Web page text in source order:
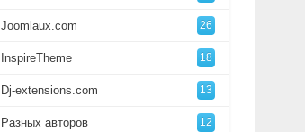
Joomlaux.com 26
InspireTheme 18
Dj-extensions.com 13
Разных авторов 12